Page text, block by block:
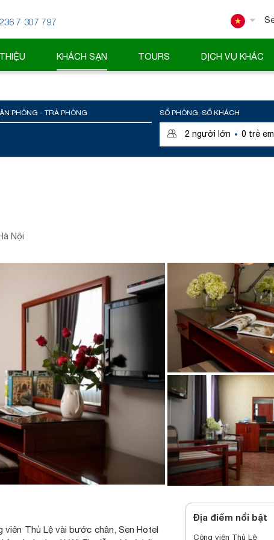
7 307 797
KHÁCH SẠN TOURS DỊCH VỤ KHÁC
PHÒNG - TRẢ PHÒNG SỐ PHÒNG, SỐ KHÁCH
2 người lớn · 0 trẻ em
Nội
Thủ Lệ vài bước chân, Sen Hotel
Địa điểm nổi bật
Công viên Thủ Lệ